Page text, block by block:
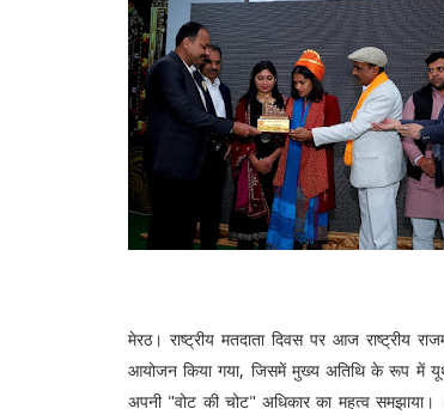
मेरठ। राष्ट्रीय मतदाता दिवस पर आज राष्ट्रीय
आयोजन किया गया, जिसमें मुख्य अतिथि के रूप में
अपनी "वोट की चोट" अधिकार का महत्व